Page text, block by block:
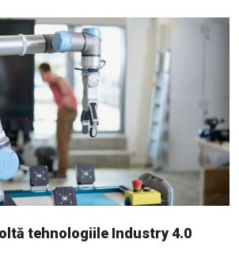
tehnologiile Industry 4.0